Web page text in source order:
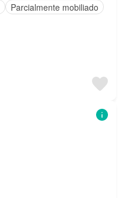
Parcialmente mobiliado